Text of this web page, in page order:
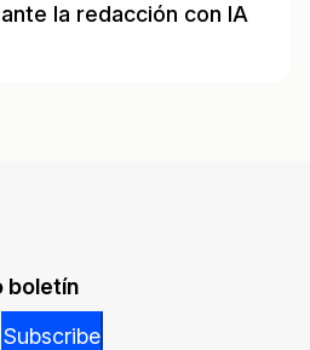
la redacción con IA
boletín
Subscribe